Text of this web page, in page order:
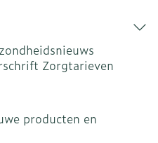
Zorgtarieven
producten en